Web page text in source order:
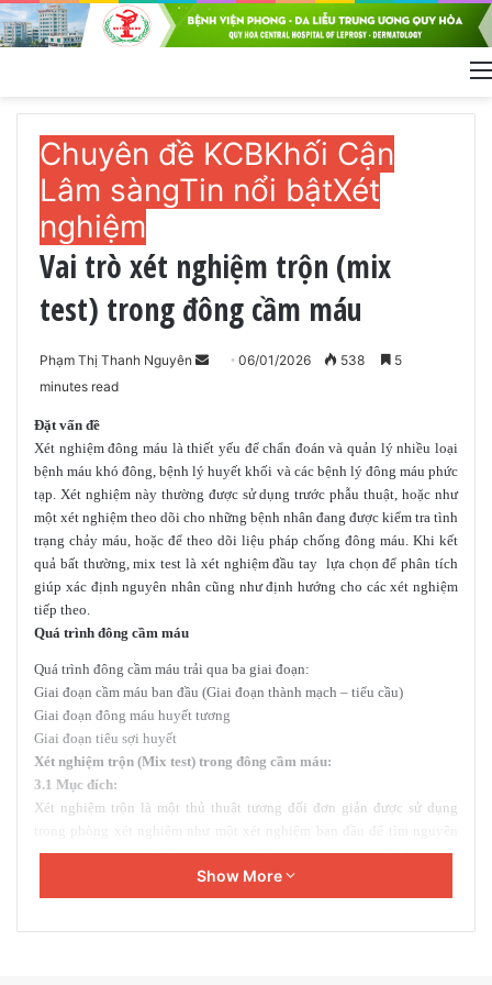
Chuyên đề KCBKhối Cận
Lâm sàngTin nổi bậtXét
nghiệm
Vai trò xét nghiệm trộn (mix
test) trong đông cầm máu
Phạm Thị Thanh Nguyên
n
e
m
a
06/01/2026 538
5
minutes read
Đặt vấn đề
Xét nghiệm đông máu là thiết yếu để chẩn đoán và quản lý nhiều loại
bệnh máu khó đông, bệnh lý huyết khối và các bệnh lý đông máu phức
tạp. Xét nghiệm này thường được sử dụng trước phẫu thuật, hoặc như
một xét nghiệm theo dõi cho những bệnh nhân đang được kiểm tra tình
trạng chảy máu, hoặc để theo dõi liệu pháp chống đông máu. Khi kết
quả bất thường, mix test là xét nghiệm đầu tay lựa chọn để phân tích
giúp xác định nguyên nhân cũng như định hướng cho các xét nghiệm
tiếp theo.
Quá trình đông cầm máu
Quá trình đông cầm máu trải qua ba giai đoạn:
Giai đoạn cầm máu ban đầu (Giai đoạn thành mạch – tiểu cầu)
Giai đoạn đông máu huyết tương
Giai đoạn tiêu sợi huyết
Xét nghiệm trộn (Mix test) trong đông cầm máu:
3.1 Mục đích:
Xét nghiệm trộn là một thủ thuật tương đối đơn giản được sử dụng
trong phòng xét nghiệm như một xét nghiệm ban đầu để tìm nguyên
nhân gây ra xét nghiệm sàng lọc bất thường, thường là thời gian
thromboplastin một phần hoạt hóa kéo dài và/hoặc thời gian
prothrombin kéo dài. Xét nghiệm trộn bao gồm việc trộn huyết tương
Show More